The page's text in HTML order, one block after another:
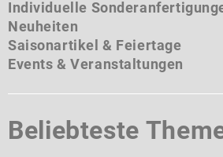
Individuelle
Neuheiten
Saisonartikel & Feiertage
Events & Veranstaltungen
Beliebteste